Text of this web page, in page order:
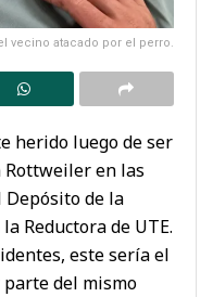
vecino atacado por el perro.
herido luego de ser
Rottweiler en las
de la
Reductora de UTE.
este sería el
del mismo